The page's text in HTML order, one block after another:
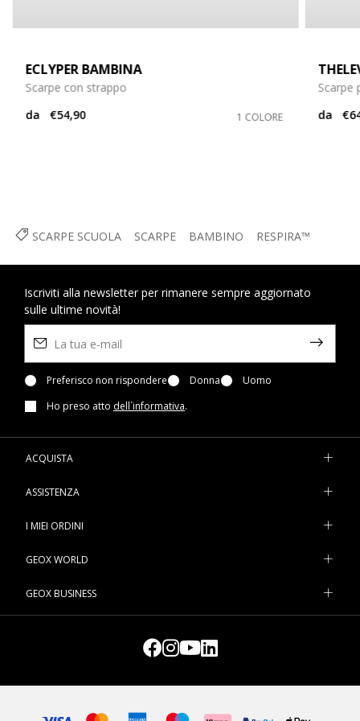
SCARPE SCUOLA SCARPE BAMBINO RESPIRA™
ECLYPER BAMBINA
Scarpe con strappo
da
€54,90 1 COLORE
Scarpe
da
Iscriviti alla newsletter per rimanere sempre aggiornato
sulle ultime novità!
Preferisco non rispondere Donna
Uomo
Ho preso atto dell`informativa.
ACQUISTA
ASSISTENZA
I MIEI ORDINI
GEOX WORLD
GEOX BUSINESS